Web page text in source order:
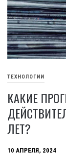
ТЕХНОЛОГИИ
КАКИЕ
ЛЕТ?
10 АПРЕЛЯ, 2024